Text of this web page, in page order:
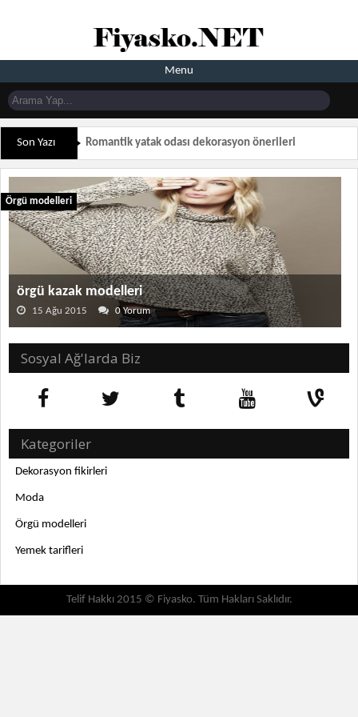
Menu
Son Yazı Romantik yatak odası dekorasyon önerileri
Örgü modelleri
örgü kazak modelleri
15 Ağu 2015 0 Yorum
Sosyal Ağ'larda Biz
Kategoriler
Dekorasyon fikirleri
Moda
Örgü modelleri
Yemek tarifleri
Telif Hakkı 2015 © Fiyasko. Tüm Hakları Saklıdır.